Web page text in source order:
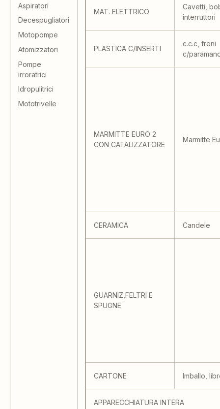
Aspiratori
Decespugliatori
Motopompe
Atomizzatori
Pompe
irroratrici
Idropulitrici
Mototrivelle
MAT. ELETTRICO
Cavetti,
interruttori
PLASTICA C/INSERTI
c.c.c, freni
c/
MARMITTE EURO 2
CON CATALIZZATORE
Marmitte
CERAMICA Candele
GUARNIZ,FELTRI E
SPUGNE
CARTONE Imballo,
APPARECCHIATURA INTERA